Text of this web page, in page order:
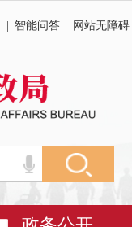
智能问答 网站无障碍